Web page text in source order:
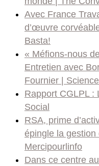
Avec France
d’œuvre
Basta!
« Méfions-nous
Entretien avec
Fournier |
Rapport CGLPL :
Social
RSA, prime
épingle la gestion
Mercipourlinfo
Dans ce centre